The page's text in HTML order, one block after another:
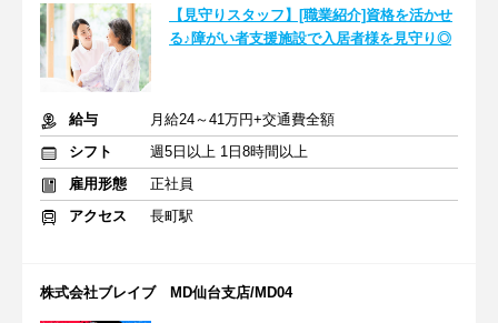
【見守りスタッフ】[職業紹介]資格を活かせ
る♪障がい者支援施設で入居者様を見守り◎
給与
月給24～41万円+交通費全額
シフト
週5日以上 1日8時間以上
雇用形態
正社員
アクセス
長町駅
株式会社ブレイブ MD仙台支店/MD04